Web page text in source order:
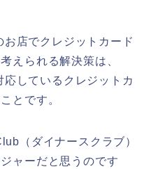
店でクレジットカード
えられる解決策は、
しているクレジットカ
とです。
（ダイナースクラブ）
ャーだと思うのです